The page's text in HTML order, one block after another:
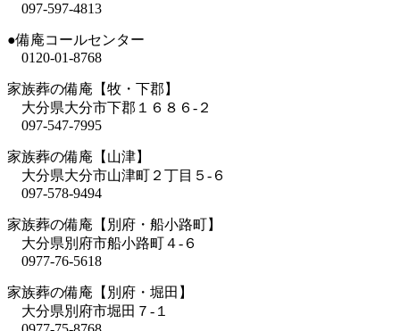
097-597-4813
●備庵コールセンター
0120-01-8768
家族葬の備庵【牧・下郡】
大分県大分市下郡１６８６-２
097-547-7995
家族葬の備庵【山津】
大分県大分市山津町２丁目５-６
097-578-9494
家族葬の備庵【別府・船小路町】
大分県別府市船小路町４-６
0977-76-5618
家族葬の備庵【別府・堀田】
大分県別府市堀田７-１